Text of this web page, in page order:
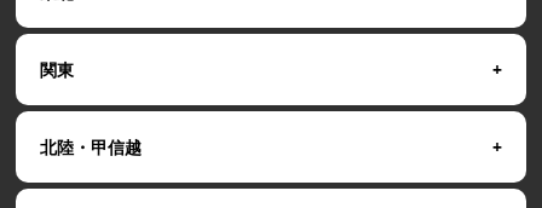
関東
北陸・甲信越